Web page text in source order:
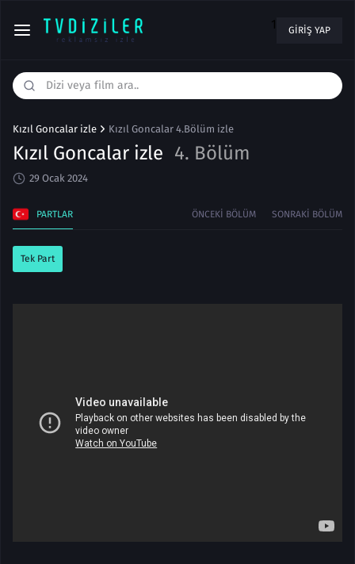
1 GIRIŞ YAP
Kızıl Goncalar izle Kızıl Goncalar 4.Bölüm izle
Kızıl Goncalar izle 4. Bölüm
29 Ocak 2024
PARTLAR ÖNCEKI BÖLÜM SONRAKI BÖLÜM
Tek Part